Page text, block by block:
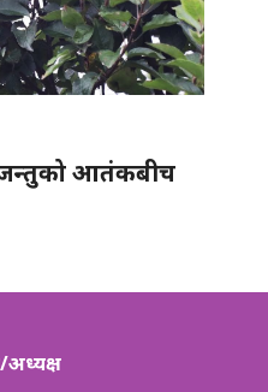
आतंकबीच